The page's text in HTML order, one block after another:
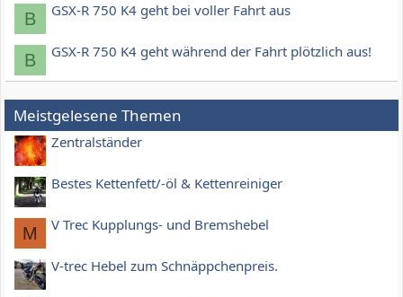
B GSX-R 750 K4 geht bei voller Fahrt aus
B GSX-R 750 K4 geht während der Fahrt plötzlich aus!
Meistgelesene Themen
Zentralständer
Bestes Kettenfett/-öl & Kettenreiniger
M V Trec Kupplungs- und Bremshebel
V-trec Hebel zum Schnäppchenpreis.